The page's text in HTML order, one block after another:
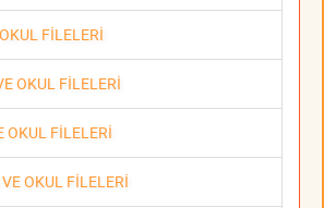
FİLELERİ
OKUL FİLELERİ
OKUL FİLELERİ
OKUL FİLELERİ